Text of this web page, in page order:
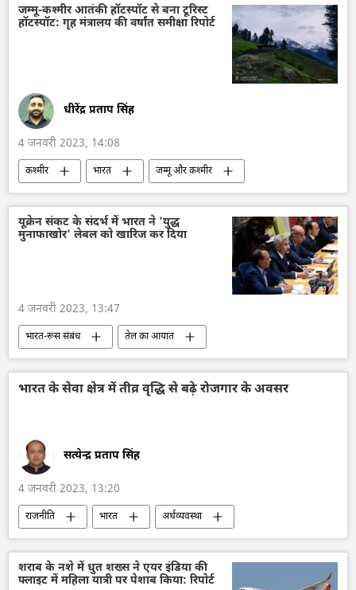
जम्मू-कश्मीर आतंकी हॉटस्पॉट से बना टूरिस्ट
हॉटस्पॉट: गृह मंत्रालय की वर्षांत समीक्षा रिपोर्ट
धीरेंद्र प्रताप सिंह
4 जनवरी 2023, 14:08
कश्मीर भारत
जम्मू और कश्मीर
आतंकवाद
आतंकवादी
आतंकवाद का मुकाबला
यूक्रेन संकट के संदर्भ में भारत ने 'युद्ध
मुनाफाखोर' लेबल को खारिज कर दिया
4 जनवरी 2023, 13:47
भारत-रूस संबंध
तेल का आयात
भारत का विदेश मंत्रालय (MEA)
यूक्रेन
विवाद
भारत के सेवा क्षेत्र में तीव्र वृद्धि से बढ़े रोजगार के अवसर
सत्येन्द्र प्रताप सिंह
4 जनवरी 2023, 13:20
राजनीति भारत अर्थव्यवस्था
शराब के नशे में धुत शख्स ने एयर इंडिया की
फ्लाइट में महिला यात्री पर पेशाब किया: रिपोर्ट